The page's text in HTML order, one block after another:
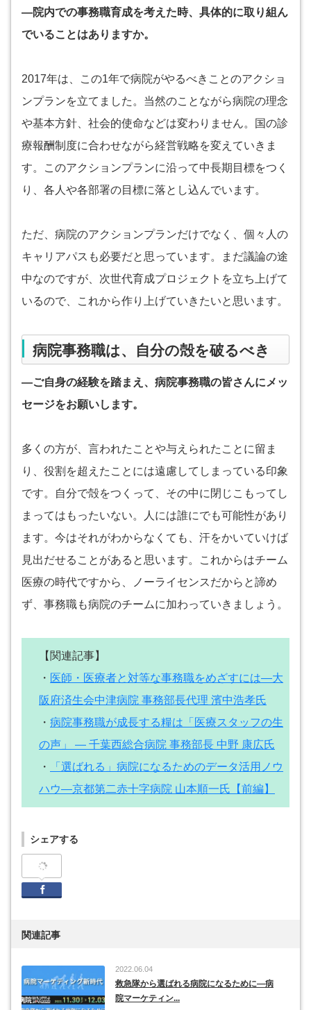
―院内での事務職育成を考えた時、具体的に取り組ん
でいることはありますか。
2017年は、この1年で病院がやるべきことのアクショ
ンプランを立てました。当然のことながら病院の理念
や基本方針、社会的使命などは変わりません。国の診
療報酬制度に合わせながら経営戦略を変えていきま
す。このアクションプランに沿って中長期目標をつく
り、各人や各部署の目標に落とし込んでいます。
ただ、病院のアクションプランだけでなく、個々人の
キャリアパスも必要だと思っています。まだ議論の途
中なのですが、次世代育成プロジェクトを立ち上げて
いるので、これから作り上げていきたいと思います。
病院事務職は、自分の殻を破るべき
―ご自身の経験を踏まえ、病院事務職の皆さんにメッ
セージをお願いします。
多くの方が、言われたことや与えられたことに留ま
り、役割を超えたことには遠慮してしまっている印象
です。自分で殻をつくって、その中に閉じこもってし
まってはもったいない。人には誰にでも可能性があり
ます。今はそれがわからなくても、汗をかいていけば
見出だせることがあると思います。これからはチーム
医療の時代ですから、ノーライセンスだからと諦め
ず、事務職も病院のチームに加わっていきましょう。
【関連記事】
・ 医師・医療者と対等な事務職をめざすには―大
阪府済生会中津病院 事務部長代理 濱中浩孝氏
・ 病院事務職が成長する糧は「医療スタッフの生
の声」 ― 千葉西総合病院 事務部長 中野 康広氏
・
「選ばれる」病院になるためのデータ活用ノウ
ハウ―京都第二赤十字病院 山本順一氏【前編】
シェアする
関連記事
2022.06.04
救急隊から選ばれる病院になるために―病
院マーケティン...